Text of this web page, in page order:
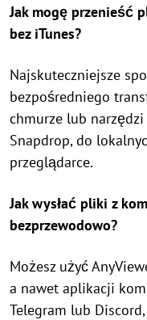
Jak mogę przenieść
bez iTunes?
Najskuteczniejsze
bezpośredniego
chmurze lub
Snapdrop, do
przeglądarce.
Jak wysłać pliki z
bezprzewodowo?
Możesz użyć
a nawet aplikacji
Telegram lub